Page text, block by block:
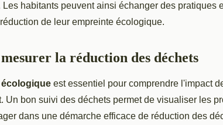
Les habitants peuvent ainsi échanger des pratiques
de leur empreinte écologique.
la réduction des déchets
écologique est essentiel pour comprendre l'impact
Un bon suivi des déchets permet de visualiser les
dans une démarche efficace de réduction des